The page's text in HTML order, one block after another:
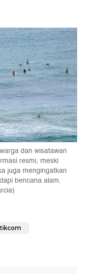
dan wisatawan
resmi, meski
juga mengingatkan
bencana alam.